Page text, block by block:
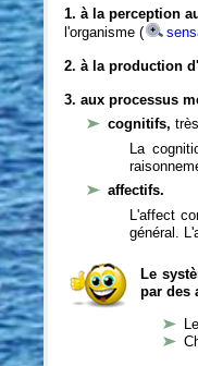
1. à la perception
l'organisme (
2. à la production
3. aux processus
cognitifs,
La
affectifs.
L'affect
général.
Le
par des